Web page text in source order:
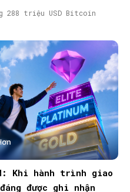
288 triệu USD Bitcoin
Khi hành trình giao
được ghi nhận